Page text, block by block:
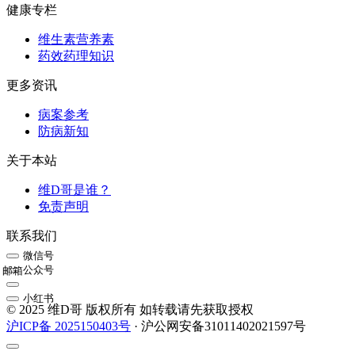
健康专栏
维生素营养素
药效药理知识
更多资讯
病案参考
防病新知
关于本站
维D哥是谁？
免责声明
联系我们
微信号
公众号
邮箱
小红书
© 2025 维D哥 版权所有 如转载请先获取授权
沪ICP备 2025150403号 · 沪公网安备31011402021597号